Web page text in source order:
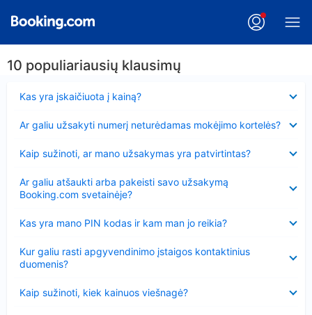
10 populiariausių klausimų
Kas yra įskaičiuota į kainą?
Ar galiu užsakyti numerį neturėdamas mokėjimo kortelės?
Kaip sužinoti, ar mano užsakymas yra patvirtintas?
Ar galiu atšaukti arba pakeisti savo užsakymą
Booking.com svetainėje?
Kas yra mano PIN kodas ir kam man jo reikia?
Kur galiu rasti apgyvendinimo įstaigos kontaktinius
duomenis?
Kaip sužinoti, kiek kainuos viešnagė?